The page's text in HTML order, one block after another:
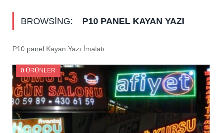
BROWSING: P10 PANEL KAYAN YAZI
P10 panel Kayan Yazı İmalatı.
0 ÜRÜNLER